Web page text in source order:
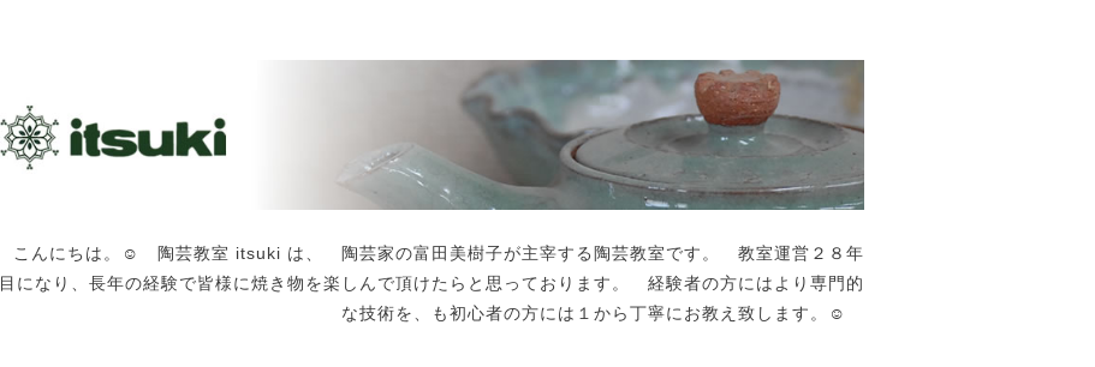
こんにちは。☺️ 陶芸教室 itsuki は、 陶芸家の富田美樹子が主宰する陶芸教室です。 教室運営２８年
目になり、長年の経験で皆様に焼き物を楽しんで頂けたらと思っております。 経験者の方にはより専門的
な技術を、も初心者の方には１から丁寧にお教え致します。☺️